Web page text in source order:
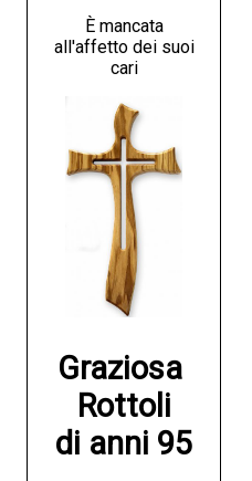
È mancata
all'affetto dei suoi
cari
Graziosa
Rottoli
di anni 95